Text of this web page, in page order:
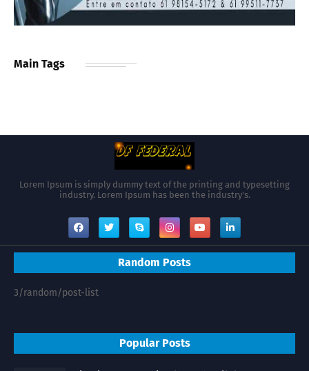
Main Tags
Lorem Ipsum is simply dummy text of the printing and typesetting
industry. Lorem Ipsum has been the industry's.
Random Posts
3/random/post-list
Popular Posts